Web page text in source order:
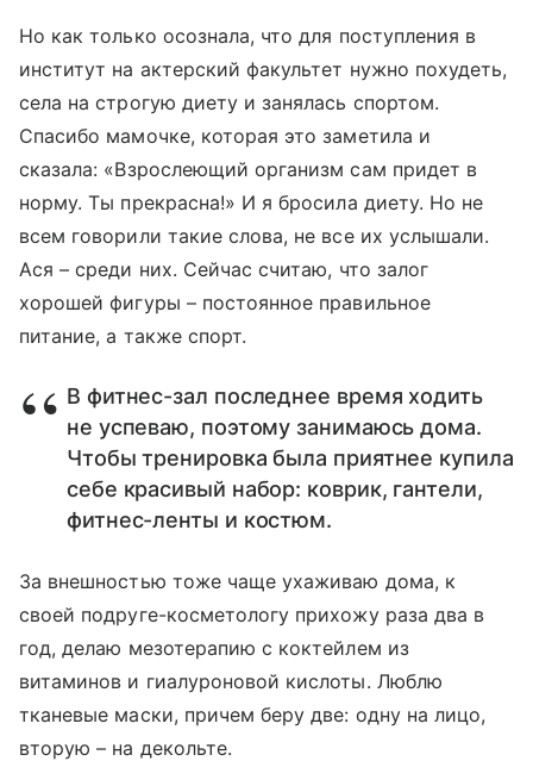
Но как только осознала, что для поступления в
институт на актерский факультет нужно похудеть,
села на строгую диету и занялась спортом.
Спасибо мамочке, которая это заметила и
сказала: «Взрослеющий организм сам придет в
норму. Ты прекрасна!» И я бросила диету. Но не
всем говорили такие слова, не все их услышали.
Ася – среди них. Сейчас считаю, что залог
хорошей фигуры – постоянное правильное
питание, а также спорт.
В фитнес-зал последнее время ходить
не успеваю, поэтому занимаюсь дома.
Чтобы тренировка была приятнее купила
себе красивый набор: коврик, гантели,
фитнес-ленты и костюм.
За внешностью тоже чаще ухаживаю дома, к
своей подруге-косметологу прихожу раза два в
год, делаю мезотерапию с коктейлем из
витаминов и гиалуроновой кислоты. Люблю
тканевые маски, причем беру две: одну на лицо,
вторую – на декольте.